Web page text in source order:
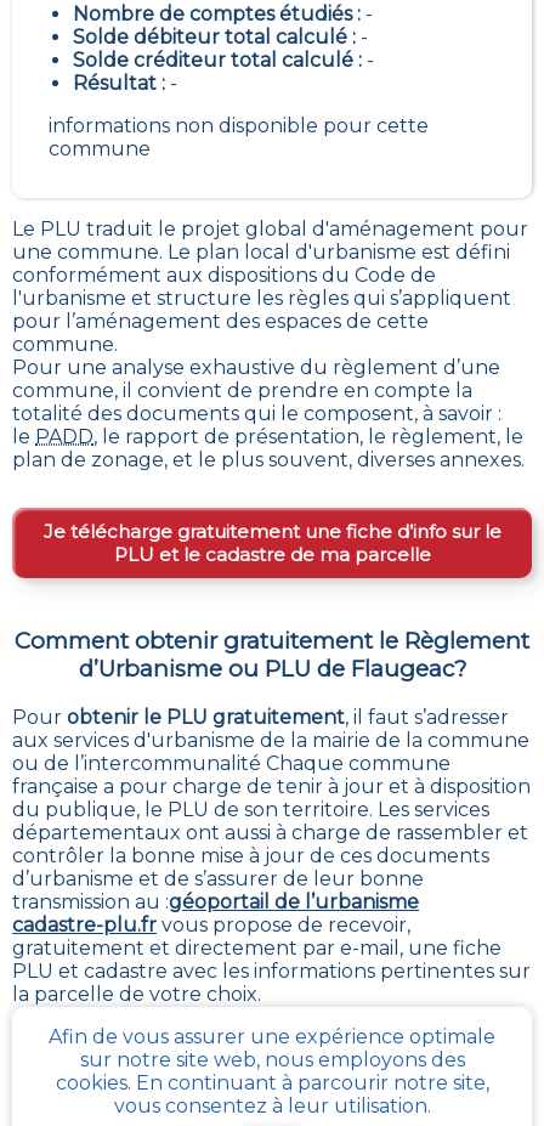
Nombre de comptes étudiés : -
Solde débiteur total calculé : -
Solde créditeur total calculé : -
Résultat : -
informations non disponible pour cette
commune
Le PLU traduit le projet global d'aménagement pour
une commune. Le plan local d'urbanisme est défini
conformément aux dispositions du Code de
l'urbanisme et structure les règles qui s’appliquent
pour l’aménagement des espaces de cette
commune.
Pour une analyse exhaustive du règlement d’une
commune, il convient de prendre en compte la
totalité des documents qui le composent, à savoir :
le PADD, le rapport de présentation, le règlement, le
plan de zonage, et le plus souvent, diverses annexes.
Je télécharge gratuitement une fiche d’info sur le
PLU et le cadastre de ma parcelle
Comment obtenir gratuitement le Règlement
d’Urbanisme ou PLU de Flaugeac?
Pour obtenir le PLU gratuitement, il faut s’adresser
aux services d'urbanisme de la mairie de la commune
ou de l’intercommunalité Chaque commune
française a pour charge de tenir à jour et à disposition
du publique, le PLU de son territoire. Les services
départementaux ont aussi à charge de rassembler et
contrôler la bonne mise à jour de ces documents
d’urbanisme et de s’assurer de leur bonne
transmission au :géoportail de l’urbanisme
cadastre-plu.fr vous propose de recevoir,
gratuitement et directement par e-mail, une fiche
PLU et cadastre avec les informations pertinentes sur
la parcelle de votre choix.
La plateformeUrbaneasepropose un accès interactif
simplifié à tous les règlements d’urbanisme en
France mais réservé uniquement aux professionnels
du secteur immobilier
Afin de vous assurer une expérience optimale
sur notre site web, nous employons des
cookies. En continuant à parcourir notre site,
vous consentez à leur utilisation.